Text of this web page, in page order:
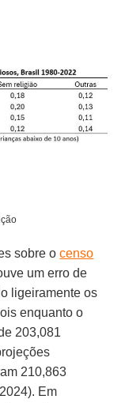
sobre ocenso
um erro de
ligeiramente os
enquanto o
203,081
210,863
Em